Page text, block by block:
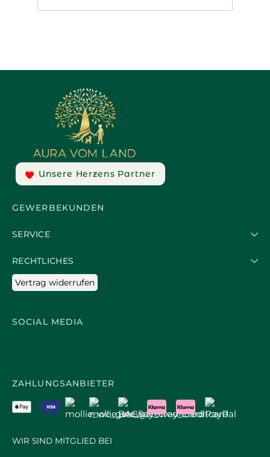
Unsere Herzens Partner
GEWERBEKUNDEN
SERVICE
RECHTLICHES
Vertrag widerrufen
SOCIAL MEDIA
ZAHLUNGSANBIETER
WIR SIND MITGLIED BEI